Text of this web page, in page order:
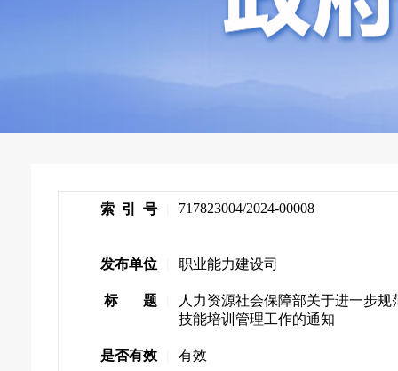
索 引 号 717823004/2024-00008
发布单位 职业能力建设司
标 题
人力资源社会保障部关于进一步规
技能培训管理工作的通知
是否有效 有效